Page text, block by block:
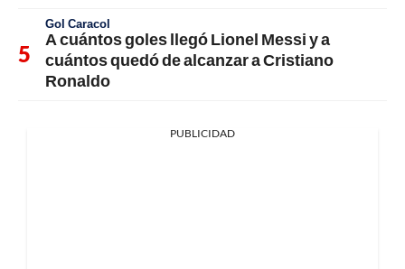
Gol Caracol
A cuántos goles llegó Lionel Messi y a
cuántos quedó de alcanzar a Cristiano
Ronaldo
PUBLICIDAD